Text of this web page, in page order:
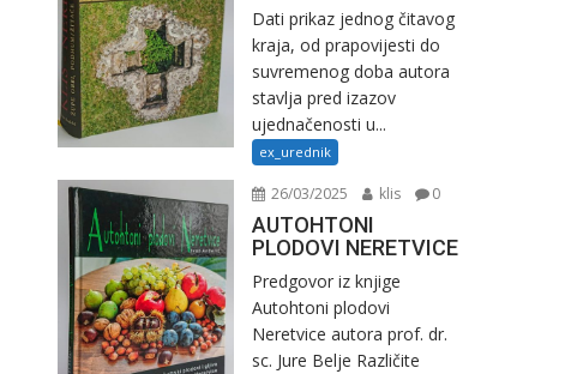
Dati prikaz jednog čitavog
kraja, od prapovijesti do
suvremenog doba autora
stavlja pred izazov
ujednačenosti u...
ex_urednik
26/03/2025 klis 0
AUTOHTONI
PLODOVI NERETVICE
Predgovor iz knjige
Autohtoni plodovi
Neretvice autora prof. dr.
sc. Jure Belje Različite